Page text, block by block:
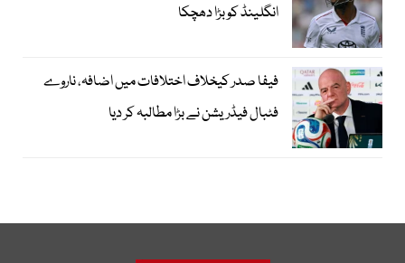
انگلینڈ کو بڑا دھچکا
فیفا صدر کیخلاف اختلافات میں اضافہ، ناروے
فٹبال فیڈریشن نے بڑا مطالبہ کر دیا